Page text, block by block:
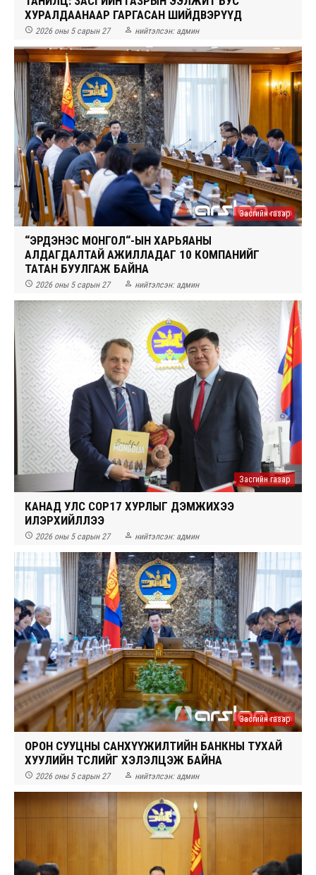
ХУРАЛДААНААР ГАРГАСАН ШИЙДВЭРҮҮД
 2026 оны 5 сарын 27  нийтэлсэн: админ
Засгийн газар
“ЭРДЭНЭС МОНГОЛ“-ЫН ХАРЬЯАНЫ
АЛДАГДАЛТАЙ АЖИЛЛАДАГ 10 КОМПАНИЙГ
ТАТАН БУУЛГАЖ БАЙНА
 2026 оны 5 сарын 27  нийтэлсэн: админ
Засгийн газар
КАНАД УЛС СОР17 ХУРЛЫГ ДЭМЖИХЭЭ
ИЛЭРХИЙЛЛЭЭ
 2026 оны 5 сарын 27  нийтэлсэн: админ
Засгийн газар
ОРОН СУУЦНЫ САНХҮҮЖИЛТИЙН БАНКНЫ ТУХАЙ
ХУУЛИЙН ТӨСЛИЙГ ХЭЛЭЛЦЭЖ БАЙНА
 2026 оны 5 сарын 27  нийтэлсэн: админ